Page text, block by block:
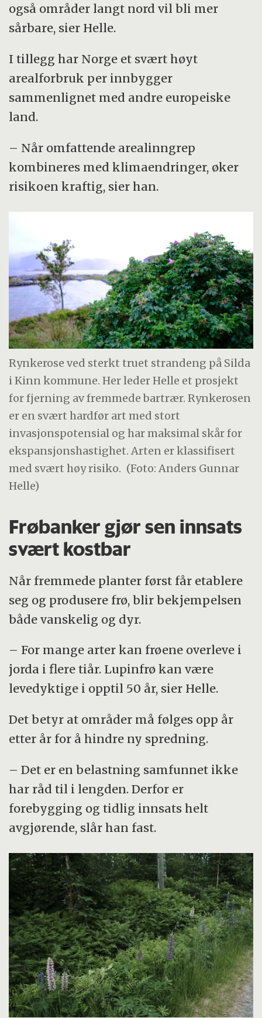
også områder langt nord vil bli mer
sårbare, sier Helle.
I tillegg har Norge et svært høyt
arealforbruk per innbygger
sammenlignet med andre europeiske
land.
– Når omfattende arealinngrep
kombineres med klimaendringer, øker
risikoen kraftig, sier han.
Rynkerose ved sterkt truet strandeng på Silda
i Kinn kommune. Her leder Helle et prosjekt
for fjerning av fremmede bartrær. Rynkerosen
er en svært hardfør art med stort
invasjonspotensial og har maksimal skår for
ekspansjonshastighet. Arten er klassifisert
med svært høy risiko. (Foto: Anders Gunnar
Helle)
Frøbanker gjør sen innsats
svært kostbar
Når fremmede planter først får etablere
seg og produsere frø, blir bekjempelsen
både vanskelig og dyr.
– For mange arter kan frøene overleve i
jorda i flere tiår. Lupinfrø kan være
levedyktige i opptil 50 år, sier Helle.
Det betyr at områder må følges opp år
etter år for å hindre ny spredning.
– Det er en belastning samfunnet ikke
har råd til i lengden. Derfor er
forebygging og tidlig innsats helt
avgjørende, slår han fast.